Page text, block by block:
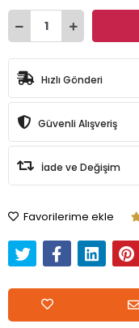
Hızlı Gönderi
Güvenli Alışveriş
İade ve Değişim
Favorilerime ekle